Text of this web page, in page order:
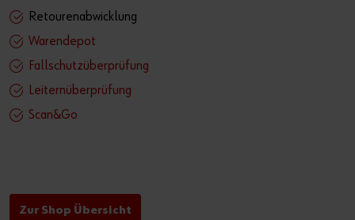
Retourenabwicklung
Warendepot
Fallschutzüberprüfung
Leiternüberprüfung
Scan&Go
Zur Shop Übersicht